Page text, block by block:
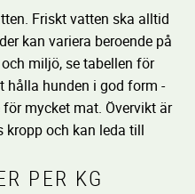
Friskt vatten ska alltid
kan variera beroende på
miljö, se tabellen för
hålla hunden i god form -
mycket mat. Övervikt är
kropp och kan leda till
PER KG